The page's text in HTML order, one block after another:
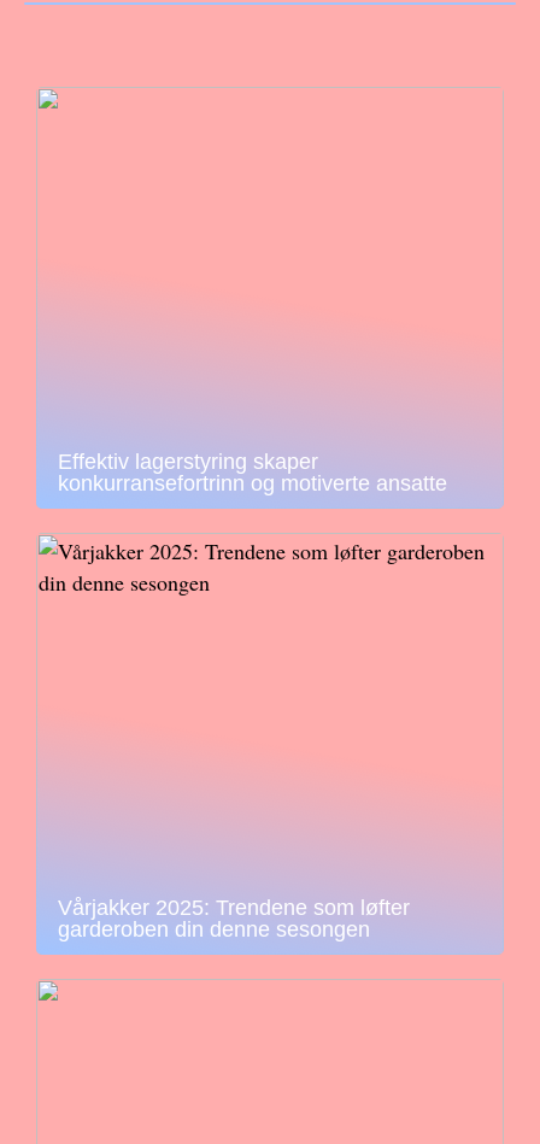
Effektiv lagerstyring skaper
konkurransefortrinn og motiverte ansatte
Vårjakker 2025: Trendene som løfter
garderoben din denne sesongen